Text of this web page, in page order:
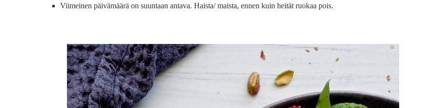
Viimeinen päivämäärä on suuntaan antava. Haista/ maista, ennen kuin heität ruokaa pois.